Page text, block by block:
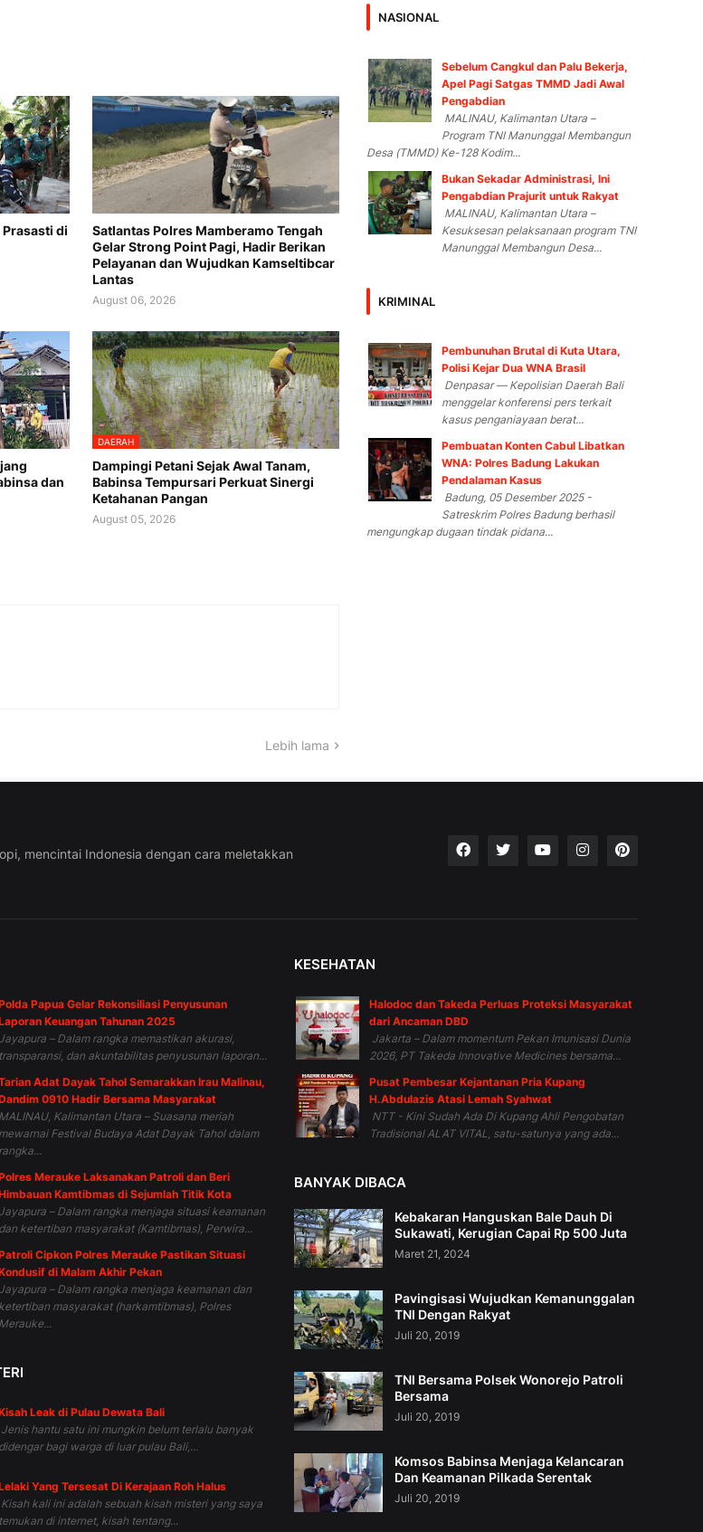
di
Satlantas Polres Mamberamo Tengah
Gelar Strong Point Pagi, Hadir Berikan
Pelayanan dan Wujudkan Kamseltibcar
Lantas
August 06, 2026
dan
DAERAH
Dampingi Petani Sejak Awal Tanam,
Babinsa Tempursari Perkuat Sinergi
Ketahanan Pangan
August 05, 2026
Lebih lama
NASIONAL
Sebelum Cangkul dan Palu Bekerja,
Apel Pagi Satgas TMMD Jadi Awal
Pengabdian
MALINAU, Kalimantan Utara –
Program TNI Manunggal Membangun
Desa (TMMD) Ke-128 Kodim...
Bukan Sekadar Administrasi, Ini
Pengabdian Prajurit untuk Rakyat
MALINAU, Kalimantan Utara –
Kesuksesan pelaksanaan program TNI
Manunggal Membangun Desa...
KRIMINAL
Pembunuhan Brutal di Kuta Utara,
Polisi Kejar Dua WNA Brasil
Denpasar — Kepolisian Daerah Bali
menggelar konferensi pers terkait
kasus penganiayaan berat...
Pembuatan Konten Cabul Libatkan
WNA: Polres Badung Lakukan
Pendalaman Kasus
Badung, 05 Desember 2025 -
Satreskrim Polres Badung berhasil
mengungkap dugaan tindak pidana...
mencintai Indonesia dengan cara meletakkan
Papua Gelar Rekonsiliasi Penyusunan
Keuangan Tahunan 2025
Jayapura – Dalam rangka memastikan akurasi,
transparansi, dan akuntabilitas penyusunan laporan...
Adat Dayak Tahol Semarakkan Irau Malinau,
0910 Hadir Bersama Masyarakat
MALINAU, Kalimantan Utara – Suasana meriah
mewarnai Festival Budaya Adat Dayak Tahol dalam
rangka...
Merauke Laksanakan Patroli dan Beri
Kamtibmas di Sejumlah Titik Kota
Jayapura – Dalam rangka menjaga situasi keamanan
dan ketertiban masyarakat (Kamtibmas), Perwira...
Cipkon Polres Merauke Pastikan Situasi
di Malam Akhir Pekan
Jayapura – Dalam rangka menjaga keamanan dan
ketertiban masyarakat (harkamtibmas), Polres
Merauke...
Leak di Pulau Dewata Bali
Jenis hantu satu ini mungkin belum terlalu banyak
didengar bagi warga di luar pulau Bali,...
Yang Tersesat Di Kerajaan Roh Halus
Kisah kali ini adalah sebuah kisah misteri yang saya
temukan di internet, kisah tentang...
KESEHATAN
Halodoc dan Takeda Perluas Proteksi Masyarakat
dari Ancaman DBD
Jakarta – Dalam momentum Pekan Imunisasi Dunia
2026, PT Takeda Innovative Medicines bersama...
Pusat Pembesar Kejantanan Pria Kupang
H.Abdulazis Atasi Lemah Syahwat
NTT - Kini Sudah Ada Di Kupang Ahli Pengobatan
Tradisional ALAT VITAL, satu-satunya yang ada...
BANYAK DIBACA
Kebakaran Hanguskan Bale Dauh Di
Sukawati, Kerugian Capai Rp 500 Juta
Maret 21, 2024
Pavingisasi Wujudkan Kemanunggalan
TNI Dengan Rakyat
Juli 20, 2019
TNI Bersama Polsek Wonorejo Patroli
Bersama
Juli 20, 2019
Komsos Babinsa Menjaga Kelancaran
Dan Keamanan Pilkada Serentak
Juli 20, 2019